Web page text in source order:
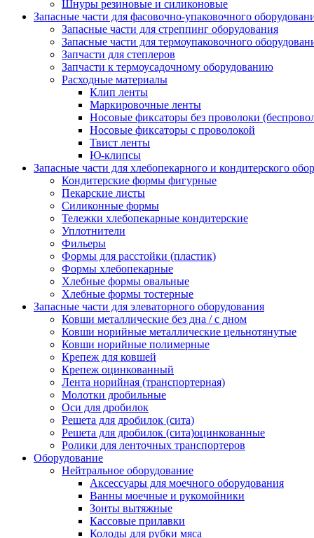
Шнуры резиновые и силиконовые
Запасные части для фасовочно-упаковочного
Запасные части для стреппинг оборудования
Запасные части для термоупаковочного
Запчасти для степлеров
Запчасти к термоусадочному оборудованию
Расходные материалы
Клип ленты
Маркировочные ленты
Носовые фиксаторы без проволоки
Носовые фиксаторы с проволокой
Твист ленты
Ю-клипсы
Запасные части для хлебопекарного и кондитерского
Кондитерские формы фигурные
Пекарские листы
Силиконные формы
Тележки хлебопекарные кондитерские
Уплотнители
Фильеры
Формы для расстойки (пластик)
Формы хлебопекарные
Хлебные формы овальные
Хлебные формы тостерные
Запасные части для элеваторного оборудования
Ковши металлические без дна / с дном
Ковши норийные металлические цельнотянутые
Ковши норийные полимерные
Крепеж для ковшей
Крепеж оцинкованный
Лента норийная (транспортерная)
Молотки дробильные
Оси для дробилок
Решета для дробилок (сита)
Решета для дробилок (сита)оцинкованные
Ролики для ленточных транспортеров
Оборудование
Нейтральное оборудование
Аксессуары для моечного оборудования
Ванны моечные и рукомойники
Зонты вытяжные
Кассовые прилавки
Колоды для рубки мяса